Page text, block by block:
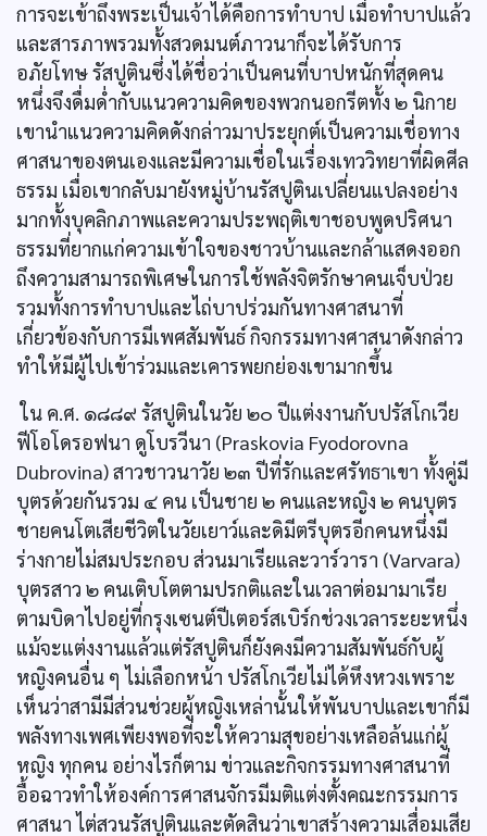
การจะเข้าถึงพระเป็นเจ้าได้คือการทำบาป เมื่อทำบาปแล้ว
และสารภาพรวมทั้งสวดมนต์ภาวนาก็จะได้รับการ
อภัยโทษ รัสปูตินซึ่งได้ชื่อว่าเป็นคนที่บาปหนักที่สุดคน
หนึ่งจึงดื่มดํ่ากับแนวความคิดของพวกนอกรีตทั้ง ๒ นิกาย
เขานำแนวความคิดดังกล่าวมาประยุกต์เป็นความเชื่อทาง
ศาสนาของตนเองและมีความเชื่อในเรื่องเทววิทยาที่ผิดศีล
ธรรม เมื่อเขากลับมายังหมู่บ้านรัสปูตินเปลี่ยนแปลงอย่าง
มากทั้งบุคลิกภาพและความประพฤติเขาชอบพูดปริศนา
ธรรมที่ยากแก่ความเข้าใจของชาวบ้านและกล้าแสดงออก
ถึงความสามารถพิเศษในการใช้พลังจิตรักษาคนเจ็บป่วย
รวมทั้งการทำบาปและไถ่บาปร่วมกันทางศาสนาที่
เกี่ยวข้องกับการมีเพศสัมพันธ์ กิจกรรมทางศาสนาดังกล่าว
ทำให้มีผู้ไปเข้าร่วมและเคารพยกย่องเขามากขึ้น
ใน ค.ศ. ๑๘๘๙ รัสปูตินในวัย ๒๐ ปีแต่งงานกับปรัสโกเวีย
ฟีโอโดรอฟนา ดูโบรวีนา (Praskovia Fyodorovna
Dubrovina) สาวชาวนาวัย ๒๓ ปีที่รักและศรัทธาเขา ทั้งคู่มี
บุตรด้วยกันรวม ๔ คน เป็นชาย ๒ คนและหญิง ๒ คนบุตร
ชายคนโตเสียชีวิตในวัยเยาว์และดิมีตรีบุตรอีกคนหนึ่งมี
ร่างกายไม่สมประกอบ ส่วนมาเรียและวาร์วารา (Varvara)
บุตรสาว ๒ คนเติบโตตามปรกติและในเวลาต่อมามาเรีย
ตามบิดาไปอยู่ที่กรุงเซนต์ปีเตอร์สเบิร์กช่วงเวลาระยะหนึ่ง
แม้จะแต่งงานแล้วแต่รัสปูตินก็ยังคงมีความสัมพันธ์กับผู้
หญิงคนอื่น ๆ ไม่เลือกหน้า ปรัสโกเวียไม่ได้หึงหวงเพราะ
เห็นว่าสามีมีส่วนช่วยผู้หญิงเหล่านั้นให้พันบาปและเขาก็มี
พลังทางเพศเพียงพอที่จะให้ความสุขอย่างเหลือล้นแก่ผู้
หญิง ทุกคน อย่างไรก็ตาม ข่าวและกิจกรรมทางศาสนาที่
อื้อฉาวทำให้องค์การศาสนจักรมีมติแต่งตั้งคณะกรรมการ
ศาสนา ไต่สวนรัสปูตินและตัดสินว่าเขาสร้างความเสื่อมเสีย